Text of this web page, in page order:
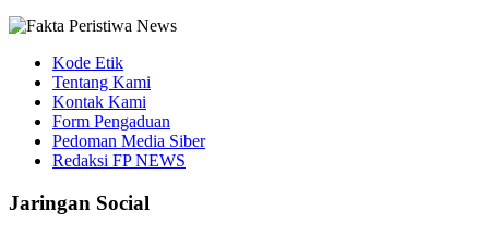
Kode Etik
Tentang Kami
Kontak Kami
Form Pengaduan
Pedoman Media Siber
Redaksi FP NEWS
Jaringan Social